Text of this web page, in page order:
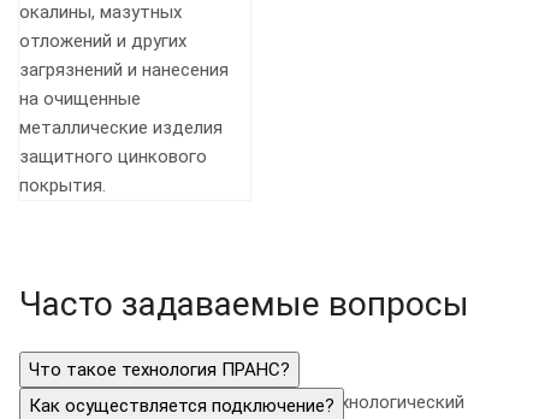
окалины, мазутных
отложений и других
загрязнений и нанесения
на очищенные
металлические изделия
защитного цинкового
покрытия.
Часто задаваемые вопросы
Что такое технология ПРАНС?
Технология ПРАНС — комплексный технологический
Как осуществляется подключение?